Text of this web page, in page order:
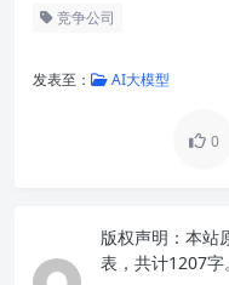
竞争公司
发表至： AI大模型
0
版权声明： 本站
表，共计1207字。